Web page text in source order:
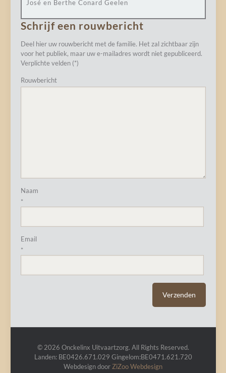
José en Berthe Conard Geelen
Schrijf een rouwbericht
Deel hier uw rouwbericht met de familie. Het zal zichtbaar zijn
voor het publiek, maar uw e-mailadres wordt niet gepubliceerd.
Verplichte velden (*)
Rouwbericht
Naam
*
Email
*
© 2026 Onckelinx Uitvaartzorg. All Rights Reserved.
Landen: BE0426.671.029 Gingelom:BE0471.621.720
Webdesign door ZiZooWebdesign